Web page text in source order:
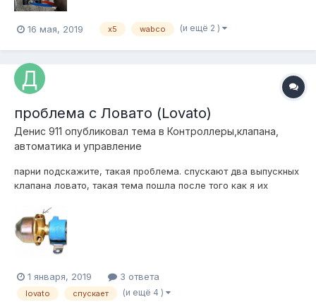
16 мая, 2019 х5 wabco (и ещё 2 )
проблема с Ловато (Lovato)
Денис 911 опубликовал тема в Контроллеры,клапана,
автоматика и управление
парни подскажите, такая проблема. спускают два выпускных
клапана ловато, такая тема пошла после того как я их
сердечники чуть вдэшкой. спускает, в этих местах
1 января, 2019 3 ответа
lovato спускает (и ещё 4 )